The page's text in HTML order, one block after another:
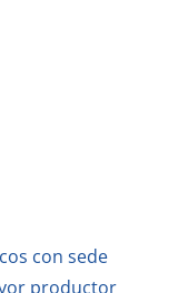
con sede
productor